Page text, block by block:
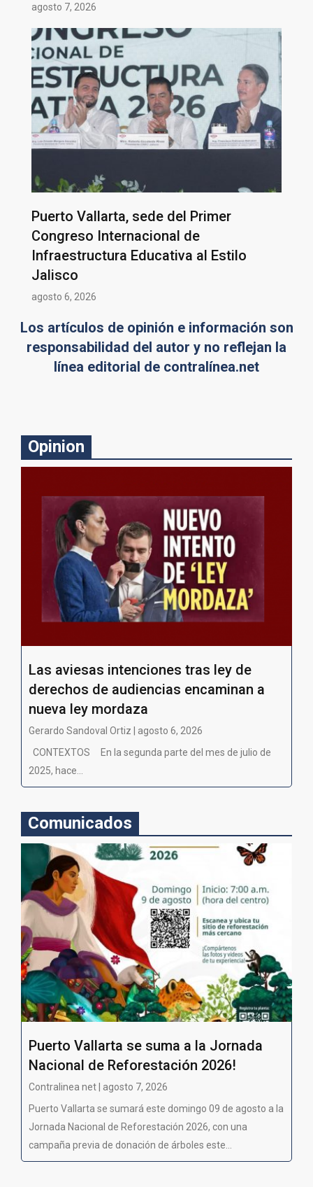
agosto 7, 2026
Puerto Vallarta, sede del Primer
Congreso Internacional de
Infraestructura Educativa al Estilo
Jalisco
agosto 6, 2026
Los artículos de opinión e información son
responsabilidad del autor y no reflejan la
línea editorial de contralínea.net
Opinion
Las aviesas intenciones tras ley de
derechos de audiencias encaminan a
nueva ley mordaza
Gerardo Sandoval Ortiz | agosto 6, 2026
CONTEXTOS En la segunda parte del mes de julio de
2025, hace...
Comunicados
Puerto Vallarta se suma a la Jornada
Nacional de Reforestación 2026!
Contralinea net | agosto 7, 2026
Puerto Vallarta se sumará este domingo 09 de agosto a la
Jornada Nacional de Reforestación 2026, con una
campaña previa de donación de árboles este...